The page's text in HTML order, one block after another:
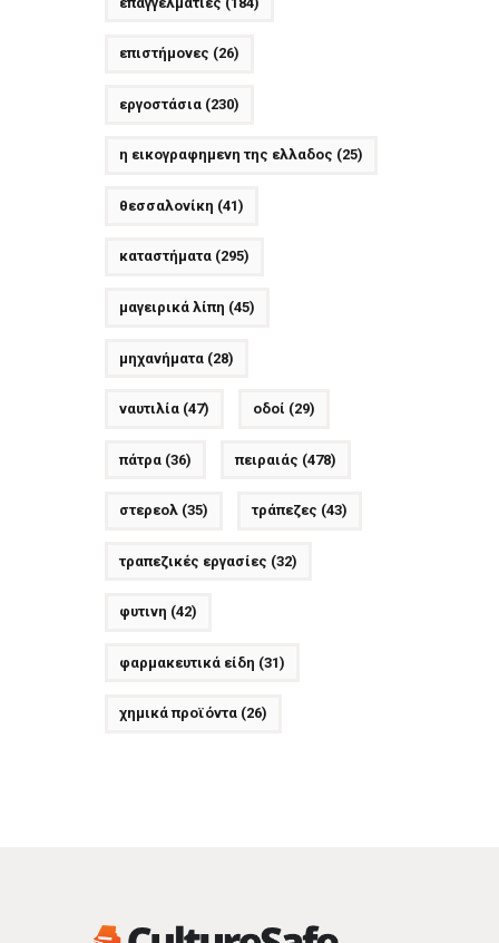
επιστήμονες (26)
εργοστάσια(230)
η εικογραφημενη της ελλαδος (25)
θεσσαλονίκη (41)
καταστήματα(295)
μαγειρικά λίπη (45)
μηχανήματα(28)
ναυτιλία(47) οδοί (29)
πάτρα(36) πειραιάς (478)
στερεολ(35) τράπεζες (43)
τραπεζικές εργασίες (32)
φυτινη (42)
φαρμακευτικά είδη (31)
χημικά προϊόντα(26)